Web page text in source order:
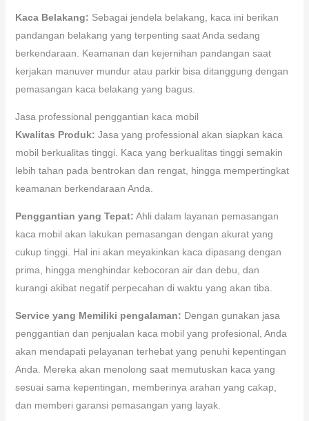
Kaca Belakang: Sebagai jendela belakang, kaca ini berikan
pandangan belakang yang terpenting saat Anda sedang
berkendaraan. Keamanan dan kejernihan pandangan saat
kerjakan manuver mundur atau parkir bisa ditanggung dengan
pemasangan kaca belakang yang bagus.
Jasa professional penggantian kaca mobil
Kwalitas Produk: Jasa yang professional akan siapkan kaca
mobil berkualitas tinggi. Kaca yang berkualitas tinggi semakin
lebih tahan pada bentrokan dan rengat, hingga mempertingkat
keamanan berkendaraan Anda.
Penggantian yang Tepat: Ahli dalam layanan pemasangan
kaca mobil akan lakukan pemasangan dengan akurat yang
cukup tinggi. Hal ini akan meyakinkan kaca dipasang dengan
prima, hingga menghindar kebocoran air dan debu, dan
kurangi akibat negatif perpecahan di waktu yang akan tiba.
Service yang Memiliki pengalaman: Dengan gunakan jasa
penggantian dan penjualan kaca mobil yang profesional, Anda
akan mendapati pelayanan terhebat yang penuhi kepentingan
Anda. Mereka akan menolong saat memutuskan kaca yang
sesuai sama kepentingan, memberinya arahan yang cakap,
dan memberi garansi pemasangan yang layak.